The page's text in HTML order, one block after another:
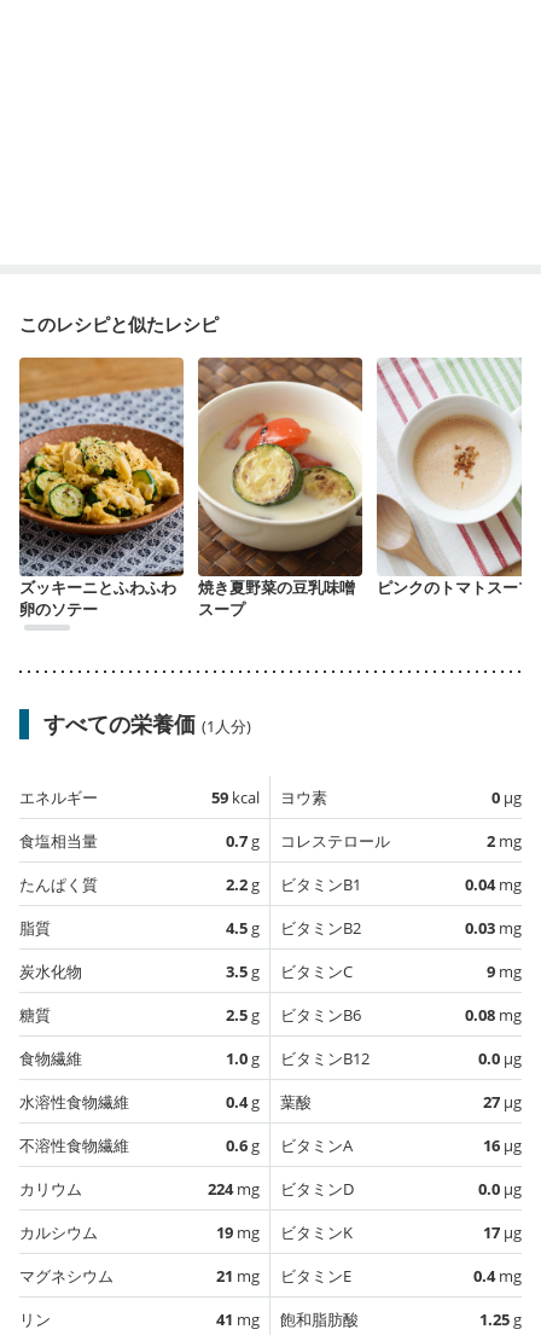
このレシピと似たレシピ
ズッキーニとふわふわ
卵のソテー
焼き夏野菜の豆乳味噌
スープ
ピンクのトマトスープ
すべての栄養価 (1人分)
エネルギー 59 kcal
食塩相当量
0.7g
たんぱく質
2.2g
脂質
4.5g
炭水化物
3.5g
糖質
2.5g
食物繊維
1.0g
水溶性食物繊維
0.4g
不溶性食物繊維
0.6g
カリウム
224mg
カルシウム
19 mg
マグネシウム
21 mg
リン
41 mg
ヨウ素 0 µg
コレステロール
2 mg
ビタミンB1
0.04mg
ビタミンB2
0.03 mg
ビタミンC
9 mg
ビタミンB6
0.08 mg
ビタミンB12
0.0 µg
葉酸
27 µg
ビタミンA
16 µg
ビタミンD
0.0 µg
ビタミンK
17 µg
ビタミンE
0.4mg
飽和脂肪酸
1.25g